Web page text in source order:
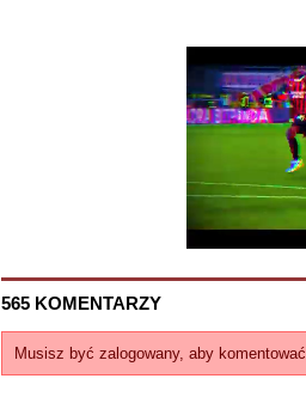
565 KOMENTARZY
Musisz być zalogowany, aby komentować